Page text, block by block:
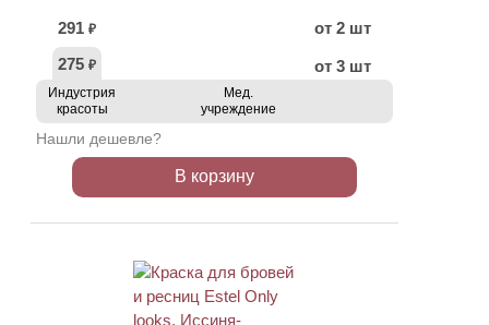
291 ₽
от 2 шт
275 ₽ от 3 шт
Индустрия
красоты
Мед.
учреждение
Нашли дешевле?
В корзину